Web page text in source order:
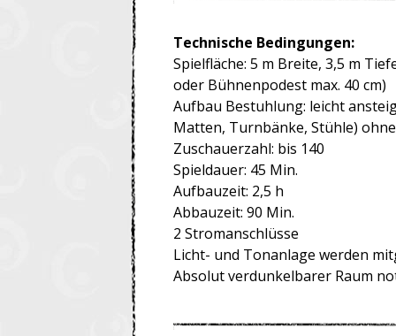
Technische Bedingungen:
Spielfläche: 5 m Breite, 3,5 m
oder Bühnenpodest max. 40 cm)
Aufbau Bestuhlung: leicht
Matten, Turnbänke, Stühle)
Zuschauerzahl: bis 140
Spieldauer: 45 Min.
Aufbauzeit: 2,5 h
Abbauzeit: 90 Min.
2 Stromanschlüsse
Licht- und Tonanlage werden
Absolut verdunkelbarer Raum